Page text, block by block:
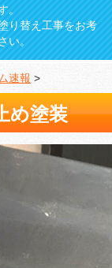
。
り替え工事をお考
い。
速報 >
め塗装